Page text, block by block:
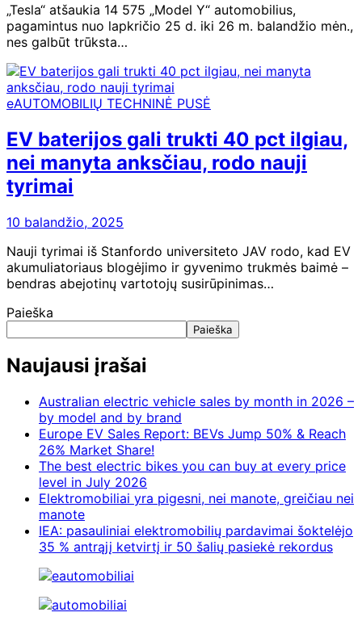
„Tesla“ atšaukia 14 575 „Model Y“ automobilius,
pagamintus nuo lapkričio 25 d. iki 26 m. balandžio mėn.,
nes galbūt trūksta…
eAUTOMOBILIŲ TECHNINĖ PUSĖ
EV baterijos gali trukti 40 pct ilgiau,
nei manyta anksčiau, rodo nauji
tyrimai
10 balandžio, 2025
Nauji tyrimai iš Stanfordo universiteto JAV rodo, kad EV
akumuliatoriaus blogėjimo ir gyvenimo trukmės baimė –
bendras abejotinų vartotojų susirūpinimas…
Paieška
Paieška
Naujausi įrašai
Australian electric vehicle sales by month in 2026 –
by model and by brand
Europe EV Sales Report: BEVs Jump 50% & Reach
26% Market Share!
The best electric bikes you can buy at every price
level in July 2026
Elektromobiliai yra pigesni, nei manote, greičiau nei
manote
IEA: pasauliniai elektromobilių pardavimai šoktelėjo
35 % antrąjį ketvirtį ir 50 šalių pasiekė rekordus